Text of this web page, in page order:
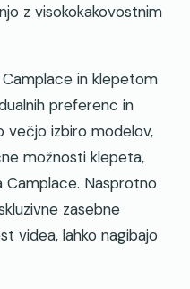
z visokokakovostnim
in klepetom
preferenc in
večjo izbiro modelov,
možnosti klepeta,
Camplace. Nasprotno
zasebne
videa, lahko nagibajo